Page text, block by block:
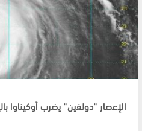
الإعصار "دولفين" يضرب أوكيناوا